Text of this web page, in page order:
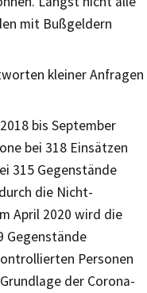
mit Bußgeldern
kleiner Anfragen
bis September
bei 318 Einsätzen
315 Gegenstände
die Nicht-
April 2020 wird die
Gegenstände
Personen
der Corona-